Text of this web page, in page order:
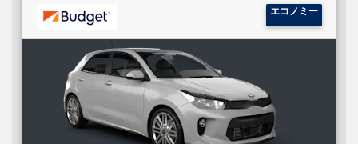
エコノミー